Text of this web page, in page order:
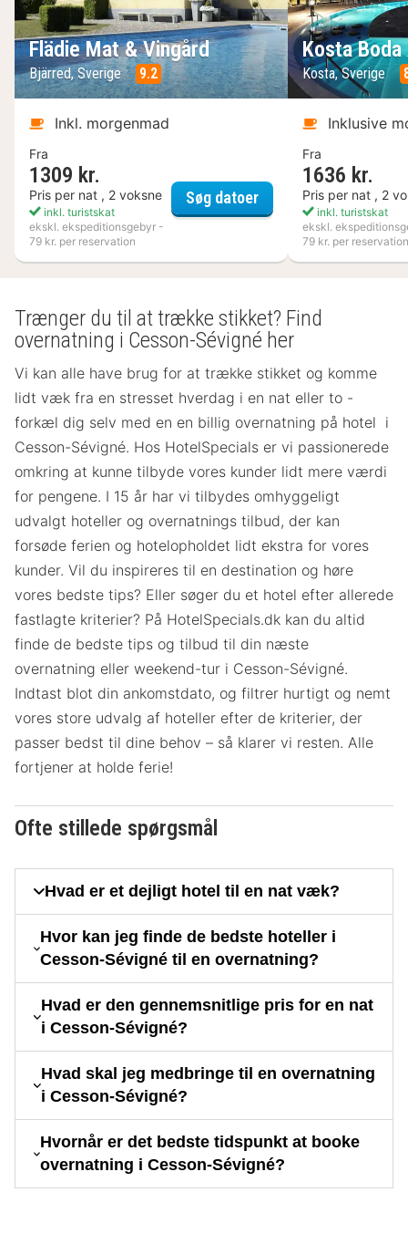
Flädie Mat & Vingård
Bjärred, Sverige 9.2
Inkl. morgenmad
Fra
1309 kr.
Pris per nat , 2 voksne
inkl. turistskat
ekskl. ekspeditionsgebyr -
79 kr. per reservation
Søg datoerFlädie Mat & Vingård
Kosta
Kosta, Sverige
Inklusive
Fra
1636 kr.
Pris per nat , 2
inkl. turistskat
ekskl.
79 kr. per reservation
Trænger du til at trække stikket? Find
overnatning i Cesson-Sévigné her
Vi kan alle have brug for at trække stikket og komme
lidt væk fra en stresset hverdag i en nat eller to -
forkæl dig selv med en en billig overnatning på hotel i
Cesson-Sévigné. Hos HotelSpecials er vi passionerede
omkring at kunne tilbyde vores kunder lidt mere værdi
for pengene. I 15 år har vi tilbydes omhyggeligt
udvalgt hoteller og overnatnings tilbud, der kan
forsøde ferien og hotelopholdet lidt ekstra for vores
kunder. Vil du inspireres til en destination og høre
vores bedste tips? Eller søger du et hotel efter allerede
fastlagte kriterier? På HotelSpecials.dk kan du altid
finde de bedste tips og tilbud til din næste
overnatning eller weekend-tur i Cesson-Sévigné.
Indtast blot din ankomstdato, og filtrer hurtigt og nemt
vores store udvalg af hoteller efter de kriterier, der
passer bedst til dine behov – så klarer vi resten. Alle
fortjener at holde ferie!
Ofte stillede spørgsmål
Hvad er et dejligt hotel til en nat væk?
Hvor kan jeg finde de bedste hoteller i
Cesson-Sévigné til en overnatning?
Hvad er den gennemsnitlige pris for en nat
i Cesson-Sévigné?
Hvad skal jeg medbringe til en overnatning
i Cesson-Sévigné?
Hvornår er det bedste tidspunkt at booke
overnatning i Cesson-Sévigné?